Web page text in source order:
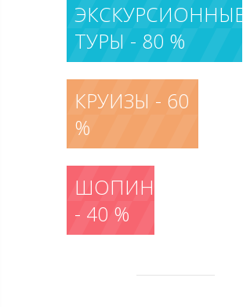
ЭКСКУРСИОННЫЕ
ТУРЫ - 80 %
КРУИЗЫ - 60
%
ШОПИНГ
- 40 %